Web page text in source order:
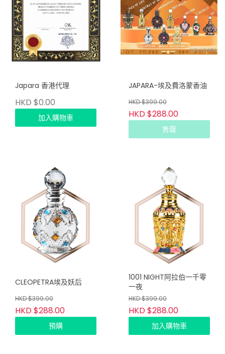
Japara 香港代理
HKD $0.00
加入購物車
JAPARA-埃及費洛蒙香油
HKD $399.00
HKD $288.00
售罄
CLEOPETRA埃及妖后
HKD $399.00
HKD $288.00
預購
1001 NIGHT阿拉伯一千零
一夜
HKD $399.00
HKD $288.00
加入購物車